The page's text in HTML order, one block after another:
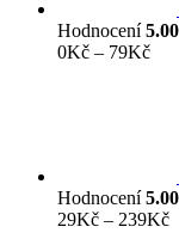
Hodnocení5.00
0Kč – 79Kč
Hodnocení5.00
29Kč – 239Kč